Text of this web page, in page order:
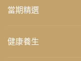
當期精選
健康養生